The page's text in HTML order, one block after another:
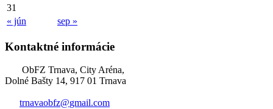
« jún sep »
31
Kontaktné informácie
ObFZ Trnava, City Aréna,
Dolné Bašty 14, 917 01 Trnava
trnavaobfz@gmail.com